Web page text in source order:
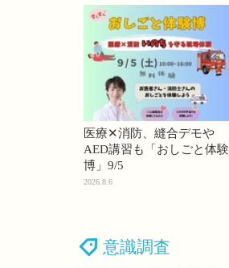
医療✕消防、縫合デモや
AED講習も「おしごと体験
博」9/5
2026.8.6
意識調査